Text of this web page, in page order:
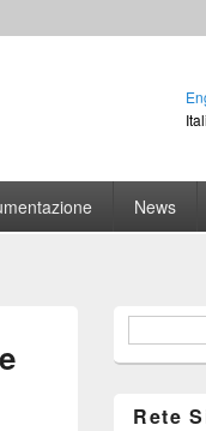
News
Form
Rete